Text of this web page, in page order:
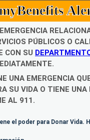
PÚBLICOS O
CON SU
UNA EMERGENCIA
SU VIDA O TIENE UNA
AL 911.
el poder para Donar Vida.